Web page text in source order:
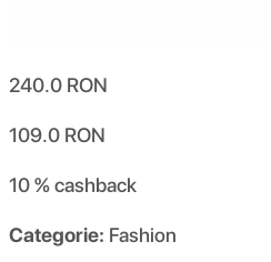
240.0 RON
109.0 RON
10 %cashback
Categorie: Fashion